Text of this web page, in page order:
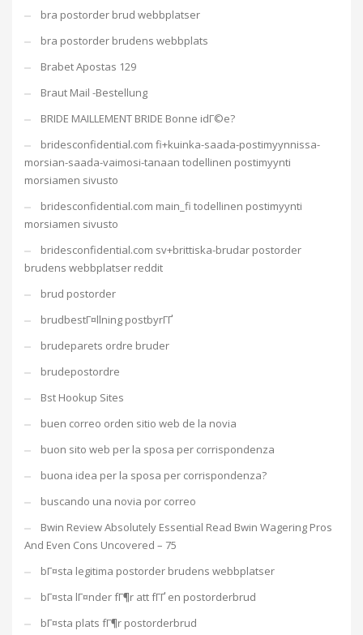
bra postorder brud webbplatser
bra postorder brudens webbplats
Brabet Apostas 129
Braut Mail -Bestellung
BRIDE MAILLEMENT BRIDE Bonne idГ©e?
bridesconfidential.com fi+kuinka-saada-postimyynnissa-
morsian-saada-vaimosi-tanaan todellinen postimyynti
morsiamen sivusto
bridesconfidential.com main_fi todellinen postimyynti
morsiamen sivusto
bridesconfidential.com sv+brittiska-brudar postorder
brudens webbplatser reddit
brud postorder
brudbestГ¤llning postbyrГҐ
brudeparets ordre bruder
brudepostordre
Bst Hookup Sites
buen correo orden sitio web de la novia
buon sito web per la sposa per corrispondenza
buona idea per la sposa per corrispondenza?
buscando una novia por correo
Bwin Review Absolutely Essential Read Bwin Wagering Pros
And Even Cons Uncovered – 75
bГ¤sta legitima postorder brudens webbplatser
bГ¤sta lГ¤nder fГ¶r att fГҐ en postorderbrud
bГ¤sta plats fГ¶r postorderbrud